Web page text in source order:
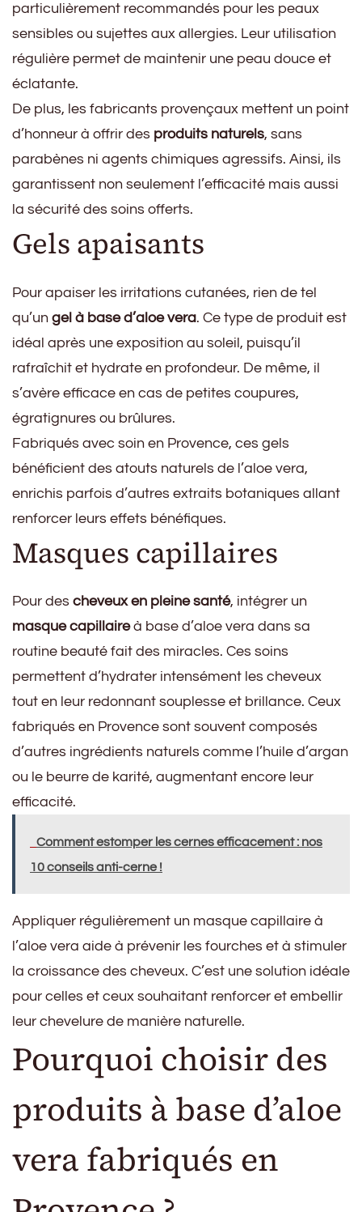
particulièrement recommandés pour les peaux
sensibles ou sujettes aux allergies. Leur utilisation
régulière permet de maintenir une peau douce et
éclatante.
De plus, les fabricants provençaux mettent un point
d’honneur à offrir des produits naturels, sans
parabènes ni agents chimiques agressifs. Ainsi, ils
garantissent non seulement l’efficacité mais aussi
la sécurité des soins offerts.
Gels apaisants
Pour apaiser les irritations cutanées, rien de tel
qu’un gel à base d’aloe vera. Ce type de produit est
idéal après une exposition au soleil, puisqu’il
rafraîchit et hydrate en profondeur. De même, il
s’avère efficace en cas de petites coupures,
égratignures ou brûlures.
Fabriqués avec soin en Provence, ces gels
bénéficient des atouts naturels de l’aloe vera,
enrichis parfois d’autres extraits botaniques allant
renforcer leurs effets bénéfiques.
Masques capillaires
Pour des cheveux en pleine santé, intégrer un
masque capillaireà base d’aloe vera dans sa
routine beauté fait des miracles. Ces soins
permettent d’hydrater intensément les cheveux
tout en leur redonnant souplesse et brillance. Ceux
fabriqués en Provence sont souvent composés
d’autres ingrédients naturels comme l’huile d’argan
ou le beurre de karité, augmentant encore leur
efficacité.
Comment estomper les cernes efficacement : nos
10 conseils anti-cerne !
Appliquer régulièrement un masque capillaire à
l’aloe vera aide à prévenir les fourches et à stimuler
la croissance des cheveux. C’est une solution idéale
pour celles et ceux souhaitant renforcer et embellir
leur chevelure de manière naturelle.
Pourquoi choisir des
produits à base d’aloe
vera fabriqués en